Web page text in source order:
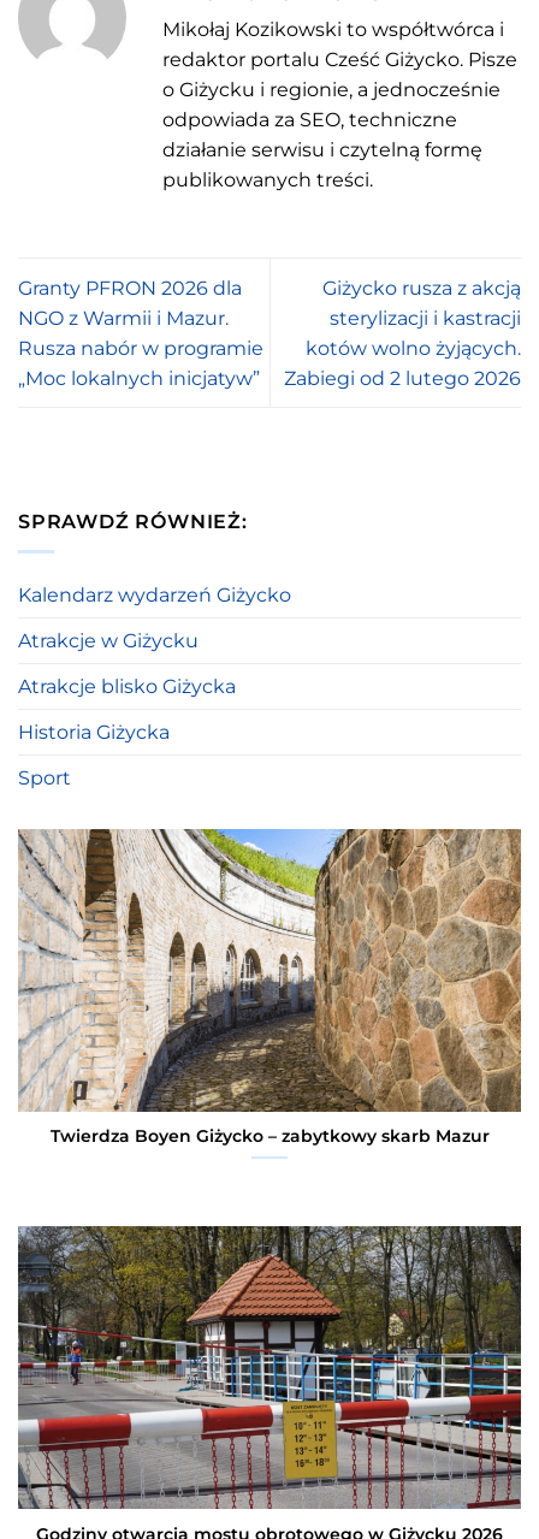
Mikołaj Kozikowski to współtwórca i
redaktor portalu Cześć Giżycko. Pisze
o Giżycku i regionie, a jednocześnie
odpowiada za SEO, techniczne
działanie serwisu i czytelną formę
publikowanych treści.
Granty PFRON 2026 dla
NGO z Warmii i Mazur.
Rusza nabór w programie
„Moc lokalnych inicjatyw”
Giżycko rusza z akcją
sterylizacji i kastracji
kotów wolno żyjących.
Zabiegi od 2 lutego 2026
SPRAWDŹ RÓWNIEŻ:
Kalendarz wydarzeń Giżycko
Atrakcje w Giżycku
Atrakcje blisko Giżycka
Historia Giżycka
Sport
Twierdza Boyen Giżycko – zabytkowy skarb Mazur
Godziny otwarcia mostu obrotowego w Giżycku 2026